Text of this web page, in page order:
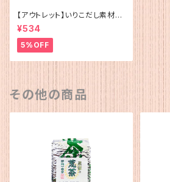
【アウトレット】いりこだし素材10
0%(15g×4)
¥534
5%OFF
その他の商品